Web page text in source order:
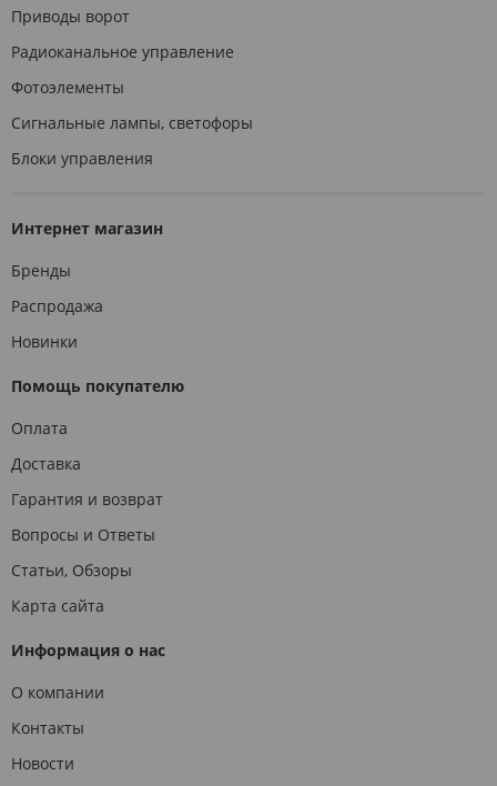
Приводы ворот
Радиоканальное управление
Фотоэлементы
Сигнальные лампы, светофоры
Блоки управления
Интернет магазин
Бренды
Распродажа
Новинки
Помощь покупателю
Оплата
Доставка
Гарантия и возврат
Вопросы и Ответы
Статьи, Обзоры
Карта сайта
Информация о нас
О компании
Контакты
Новости